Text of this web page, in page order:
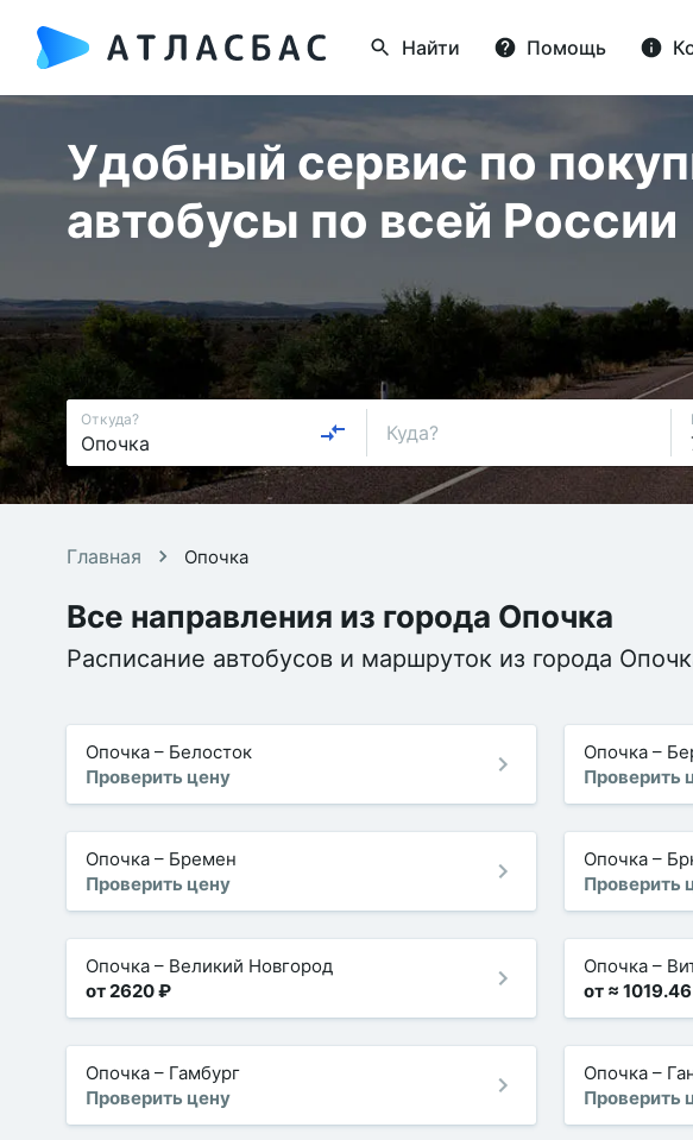
Найти Помощь
Удобный сервис по
автобусы по всей России
Откуда?
Куда?
Главная Опочка
Все направления из города Опочка
Расписание автобусов и маршруток из города
Опочка – Белосток
Проверить цену
Опочка–
Проверить
Опочка – Бремен
Проверить цену
Опочка–
Проверить
Опочка – Великий Новгород
от 2620 ₽
Опочка–
от ≈
Опочка – Гамбург
Проверить цену
Опочка–
Проверить